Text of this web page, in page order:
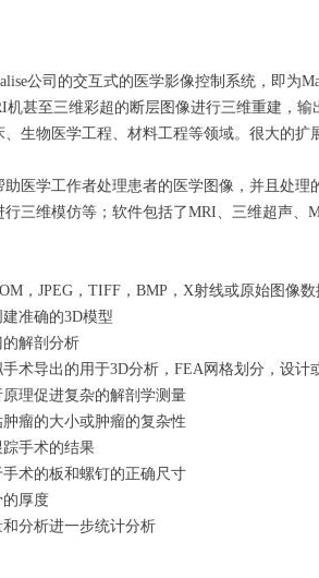
公司的交互式的医学影像控制系统，即为
机甚至三维彩超的断层图像进行三维重建，
、生物医学工程、材料工程等领域。很大的
医学工作者处理患者的医学图像，并且处
行三维模仿等；软件包括了MRI、三维超声
，JPEG，TIFF，BMP，X射线或原始图像数
准确的3D模型
解剖分析
手术导出的用于3D分析，FEA网格划分，设计
理促进复杂的解剖学测量
瘤的大小或肿瘤的复杂性
手术的结果
术的板和螺钉的正确尺寸
厚度
和分析进一步统计分析